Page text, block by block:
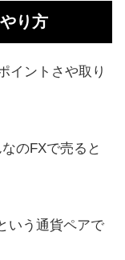
り方
イントさや取り
のFXで売ると
いう通貨ペアで